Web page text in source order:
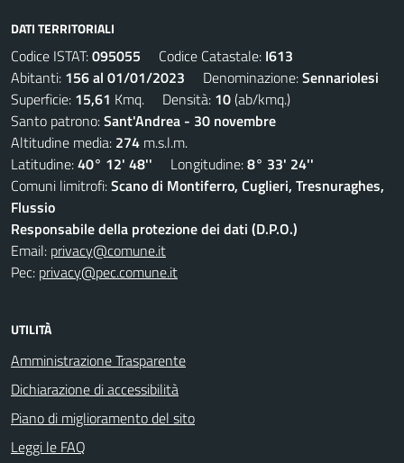
DATI TERRITORIALI
Codice ISTAT:095055 Codice Catastale: I613
Abitanti: 156 al 01/01/2023 Denominazione:Sennariolesi
Superficie: 15,61 Kmq. Densità: 10(ab/kmq.)
Santo patrono:Sant'Andrea - 30 novembre
Altitudine media: 274 m.s.l.m.
Latitudine:40° 12' 48'' Longitudine:8° 33' 24''
Comuni limitrofi:Scano di Montiferro, Cuglieri, Tresnuraghes,
Flussio
Responsabile della protezione dei dati (D.P.O.)
Email: privacy@comune.it
Pec: privacy@pec.comune.it
UTILITÀ
Amministrazione Trasparente
Dichiarazione di accessibilità
Piano di miglioramento del sito
Leggi le FAQ